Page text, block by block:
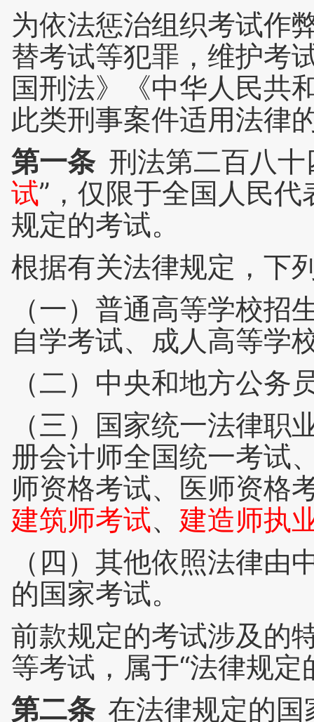
为依法惩治组织考试作
替考试等犯罪，维护考
国刑法》《中华人民共
此类刑事案件适用法律
第一条 刑法第二百八
试”，仅限于全国人民
规定的考试。
根据有关法律规定，下
（一）普通高等学校
自学考试、成人高等学
（二）中央和地方公务
（三）国家统一法律
册会计师全国统一考试
师资格考试、医师资格
建筑师考试、 建造师执
（四）其他依照法律
的国家考试。
前款规定的考试涉及的
等考试，属于“法律规定
第二条 在法律规定的